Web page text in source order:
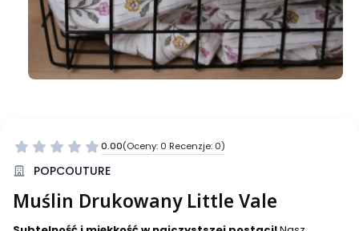
0.00(Oceny: 0 Recenzje: 0)
Przejdź do sekcji Opinie
POPCOUTURE
Muślin Drukowany Little Vale